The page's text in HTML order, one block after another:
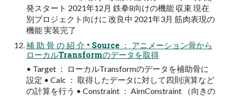
発スタート 2021年12月 鉄拳8向けの機能 収束 現在
別プロジェクト向けに 改良中 2021年3月 筋肉表現の
機能 実装完了
補 助 骨 の 紹 介 • Source ： アニメーション骨から
ローカルTransformのデータを取得
• Target ： ローカルTransformのデータを補助骨に
設定 • Calc ： 取得したデータに対して四則演算など
の計算を行う • Constraint ： AimConstraint （向きの